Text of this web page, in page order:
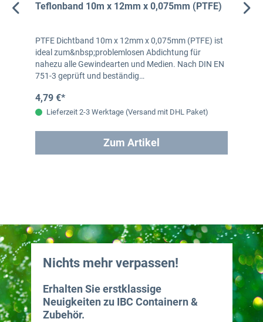
Teflonband 10m x 12mm x 0,075mm (PTFE)
PTFE Dichtband 10m x 12mm x 0,075mm (PTFE) ist
ideal zum&nbsp;problemlosen Abdichtung für
nahezu alle Gewindearten und Medien. Nach DIN EN
751-3 geprüft und beständig…
4,79 €*
Lieferzeit 2-3 Werktage (Versand mit DHL Paket)
Zum Artikel
Nichts mehr verpassen!
Erhalten Sie erstklassige
Neuigkeiten zu IBC Containern &
Zubehör.